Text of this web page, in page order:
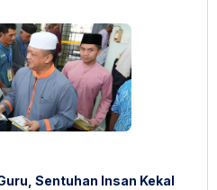
Sentuhan Insan Kekal